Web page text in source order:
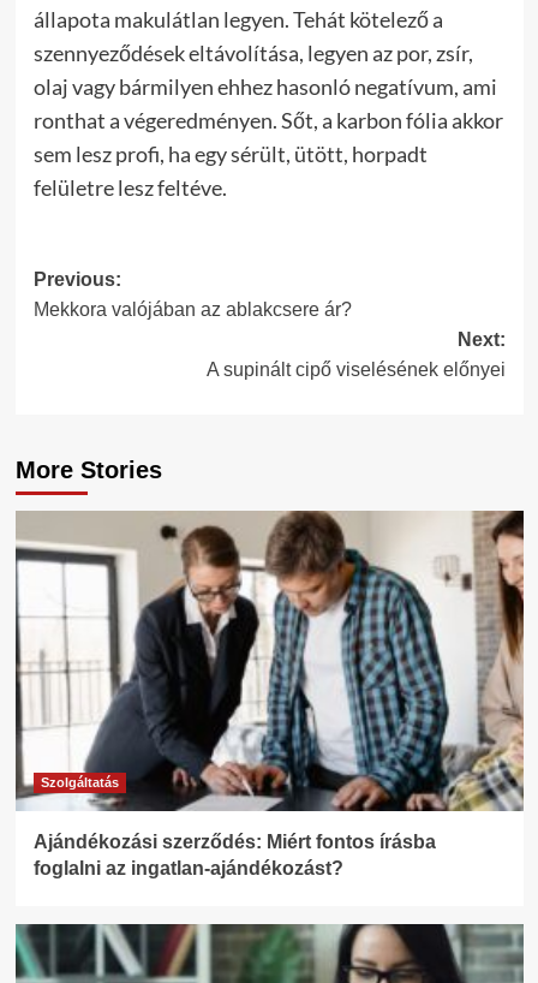
állapota makulátlan legyen. Tehát kötelező a
szennyeződések eltávolítása, legyen az por, zsír,
olaj vagy bármilyen ehhez hasonló negatívum, ami
ronthat a végeredményen. Sőt, a karbon fólia akkor
sem lesz profi, ha egy sérült, ütött, horpadt
felületre lesz feltéve.
Post
navigation
Previous:
Mekkora valójában az ablakcsere ár?
Next:
A supinált cipő viselésének előnyei
More Stories
Szolgáltatás
Ajándékozási szerződés: Miért fontos írásba
foglalni az ingatlan-ajándékozást?